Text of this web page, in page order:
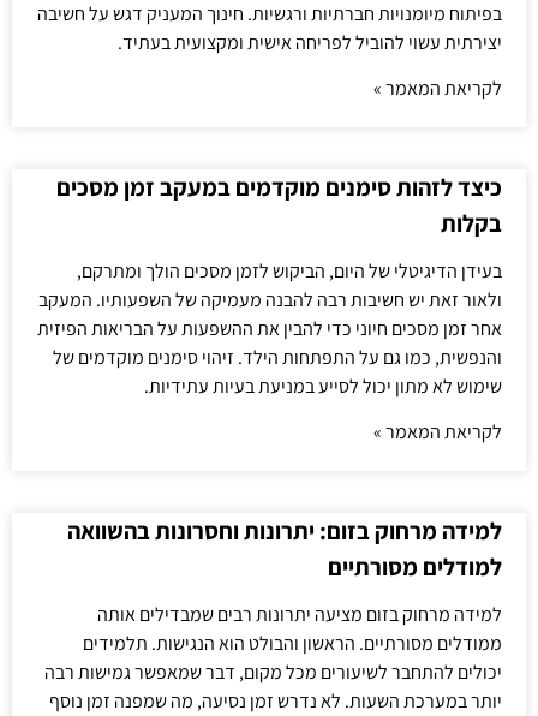
בפיתוח מיומנויות חברתיות ורגשיות. חינוך המעניק דגש על חשיבה
יצירתית עשוי להוביל לפריחה אישית ומקצועית בעתיד.
לקריאת המאמר »
כיצד לזהות סימנים מוקדמים במעקב זמן מסכים
בקלות
בעידן הדיגיטלי של היום, הביקוש לזמן מסכים הולך ומתרקם,
ולאור זאת יש חשיבות רבה להבנה מעמיקה של השפעותיו. המעקב
אחר זמן מסכים חיוני כדי להבין את ההשפעות על הבריאות הפיזית
והנפשית, כמו גם על התפתחות הילד. זיהוי סימנים מוקדמים של
שימוש לא מתון יכול לסייע במניעת בעיות עתידיות.
לקריאת המאמר »
למידה מרחוק בזום: יתרונות וחסרונות בהשוואה
למודלים מסורתיים
למידה מרחוק בזום מציעה יתרונות רבים שמבדילים אותה
ממודלים מסורתיים. הראשון והבולט הוא הנגישות. תלמידים
יכולים להתחבר לשיעורים מכל מקום, דבר שמאפשר גמישות רבה
יותר במערכת השעות. לא נדרש זמן נסיעה, מה שמפנה זמן נוסף